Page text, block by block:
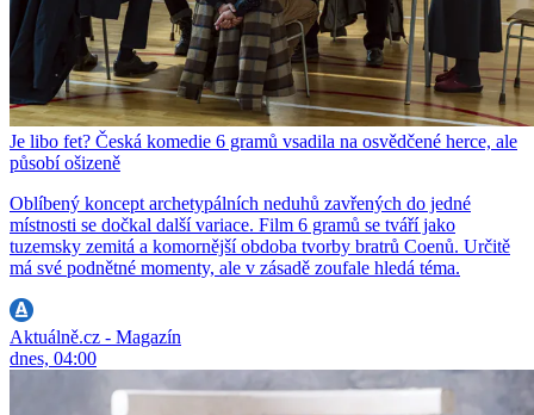
Je libo fet? Česká komedie 6 gramů vsadila na osvědčené herce, ale
působí ošizeně
Oblíbený koncept archetypálních neduhů zavřených do jedné
místnosti se dočkal další variace. Film 6 gramů se tváří jako
tuzemsky zemitá a komornější obdoba tvorby bratrů Coenů. Určitě
má své podnětné momenty, ale v zásadě zoufale hledá téma.
Aktuálně.cz - Magazín
dnes, 04:00